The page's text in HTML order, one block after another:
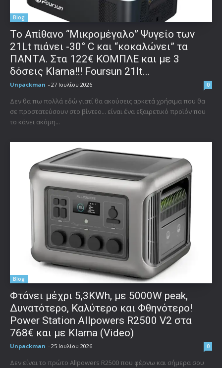
Blog
Το Απίθανο “Μικρομέγαλο” Ψυγείο των
21Lt πιάνει -30° C και “κοκαλώνει” τα
ΠΑΝΤΑ. Στα 122€ ΚΟΜΠΛΕ και με 3
δόσεις Klarna!!! Foursun 21lt...
Unpackman - 27 Ιουλίου 2026 0
Δεν θα πω πολλά εδώ γιατί θα ακούσεις αρκετά χρήσιμα που θα
σε προστατεύσουν στο βίντεο... είναι ένα εξαιρετικό προϊόν που
το κάνει ακόμη...
Blog
Φτάνει μέχρι 5,3KWh, με 5000W peak,
Δυνατότερο, Καλύτερο και Φθηνότερο!
Power Station Allpowers R2500 V2 στα
768€ και με Klarna (Video)
Unpackman - 25 Ιουλίου 2026 0
Δεν είναι το πρώτο Allpowers R2500 που φέρνω και σήμερα σου